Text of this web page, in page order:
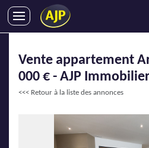
VENTES
LOCATIONS
GESTION LOCATIVE
Vente appartement
000 € - AJP
<<< Retour à la liste des annonces